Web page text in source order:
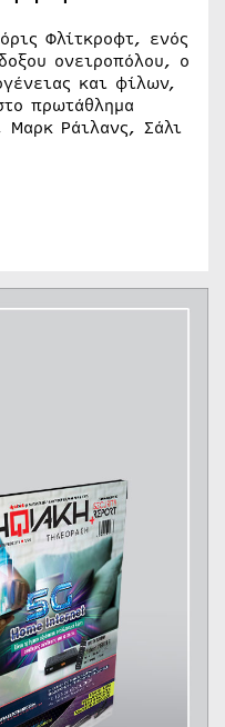
Φλίτκροφτ, ενός
ονειροπόλου, ο
και φίλων,
πρωτάθλημα
Ράιλανς, Σάλι